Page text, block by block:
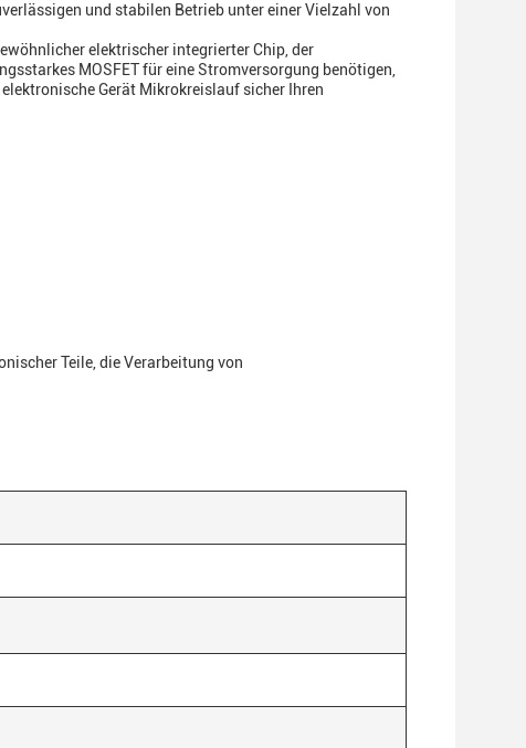
und stabilen Betrieb unter einer Vielzahl von
elektrischer integrierter Chip, der
MOSFET für eine Stromversorgung benötigen,
Gerät Mikrokreislauf sicher Ihren
Teile, die Verarbeitung von